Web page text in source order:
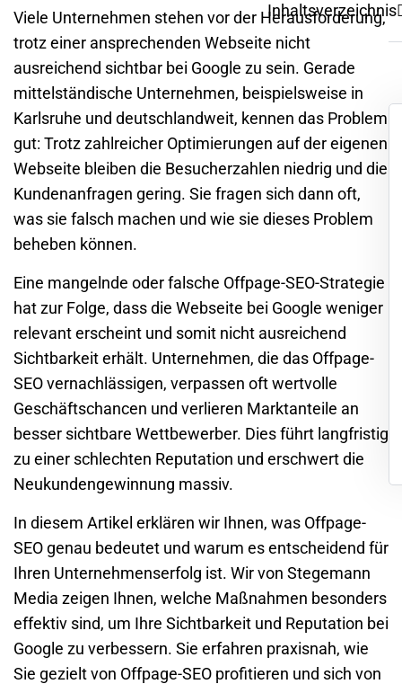
Viele Unternehmen stehen vor der Herausforderung,
trotz einer ansprechenden Webseite nicht
ausreichend sichtbar bei Google zu sein. Gerade
mittelständische Unternehmen, beispielsweise in
Karlsruhe und deutschlandweit, kennen das Problem
gut: Trotz zahlreicher Optimierungen auf der eigenen
Webseite bleiben die Besucherzahlen niedrig und die
Kundenanfragen gering. Sie fragen sich dann oft,
was sie falsch machen und wie sie dieses Problem
beheben können.
Eine mangelnde oder falsche Offpage-SEO-Strategie
hat zur Folge, dass die Webseite bei Google weniger
relevant erscheint und somit nicht ausreichend
Sichtbarkeit erhält. Unternehmen, die das Offpage-
SEO vernachlässigen, verpassen oft wertvolle
Geschäftschancen und verlieren Marktanteile an
besser sichtbare Wettbewerber. Dies führt langfristig
zu einer schlechten Reputation und erschwert die
Neukundengewinnung massiv.
In diesem Artikel erklären wir Ihnen, was Offpage-
SEO genau bedeutet und warum es entscheidend für
Ihren Unternehmenserfolg ist. Wir von Stegemann
Media zeigen Ihnen, welche Maßnahmen besonders
effektiv sind, um Ihre Sichtbarkeit und Reputation bei
Google zu verbessern. Sie erfahren praxisnah, wie
Sie gezielt von Offpage-SEO profitieren und sich von
Inhaltsverzeichnis